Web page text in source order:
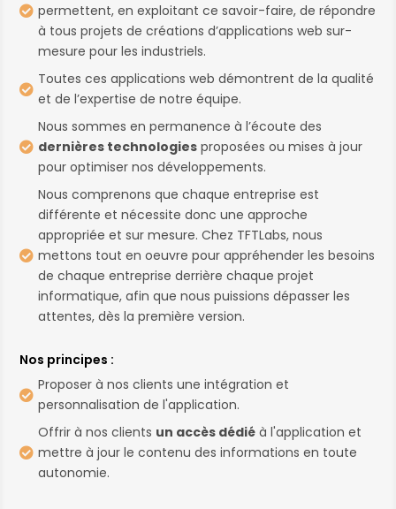
 permettent, en exploitant ce savoir-faire, de répondre
à tous projets de créations d’applications web sur-
mesure pour les industriels.

Toutes ces applications web démontrent de la qualité
et de l’expertise de notre équipe.

Nous sommes en permanence à l’écoute des
dernières technologies proposées ou mises à jour
pour optimiser nos développements.

Nous comprenons que chaque entreprise est
différente et nécessite donc une approche
appropriée et sur mesure. Chez TFTLabs, nous
mettons tout en oeuvre pour appréhender les besoins
de chaque entreprise derrière chaque projet
informatique, afin que nous puissions dépasser les
attentes, dès la première version.
Nos principes :

Proposer à nos clients une intégration et
personnalisation de l'application.

Offrir à nos clients un accès dédié à l'application et
mettre à jour le contenu des informations en toute
autonomie.